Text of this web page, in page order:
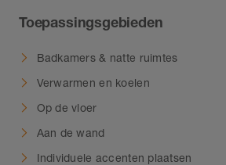
Toepassingsgebieden
Badkamers & natte ruimtes
Verwarmen en koelen
Op de vloer
Aan de wand
Individuele accenten plaatsen